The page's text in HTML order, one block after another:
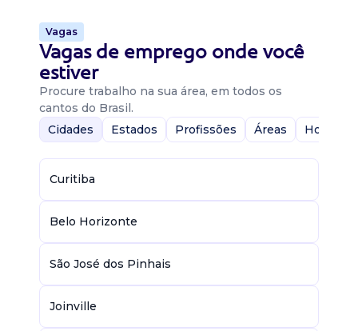
Vagas
Vagas de emprego onde você
estiver
Procure trabalho na sua área, em todos os
cantos do Brasil.
Cidades
Estados Profissões Áreas Home-
Curitiba
Belo Horizonte
São José dos Pinhais
Joinville